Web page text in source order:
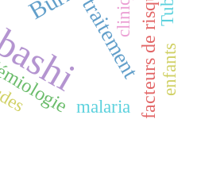
traitementfacteurs de risqueenfants
malaria